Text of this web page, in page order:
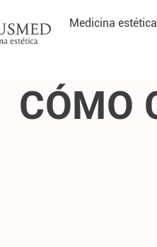
Medicina estética
CÓMO